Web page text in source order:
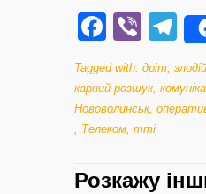
Viber
Tagged with: дріт, злодій
карний розшук,
Нововолинськ,
, Телеком, тті
Розкажу